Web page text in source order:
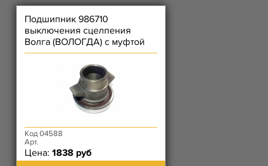
Подшипник 986710
выключения сцелпения
Волга (ВОЛОГДА) с муфтой
УАЗ для 5-ти ст. КПП под
Код 04588
Арт.
Цена: 1838 руб